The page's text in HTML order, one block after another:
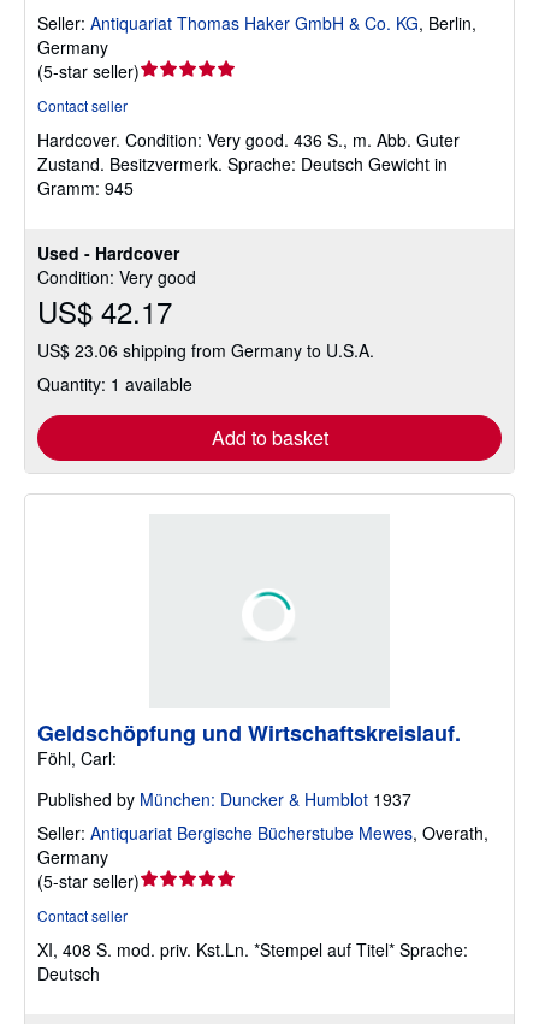
Used - Hardcover
Condition: Very good
US$ 42.17
US$ 23.06 shipping from Germany to U.S.A.
Quantity: 1 available
Add to basket
Seller: Antiquariat Thomas Haker GmbH & Co. KG, Berlin,
Germany
(5-star seller)Seller
out
of
Contact seller
Hardcover. Condition: Very good. 436 S., m. Abb. Guter
Zustand. Besitzvermerk. Sprache: Deutsch Gewicht in
Gramm: 945
Geldschöpfung und Wirtschaftskreislauf.
Föhl, Carl:
Published by München: Duncker & Humblot 1937
Seller: Antiquariat Bergische Bücherstube Mewes, Overath,
Germany
(5-star seller)Seller
out
Contact seller
XI, 408 S. mod. priv. Kst.Ln. *Stempel auf Titel* Sprache:
Deutsch